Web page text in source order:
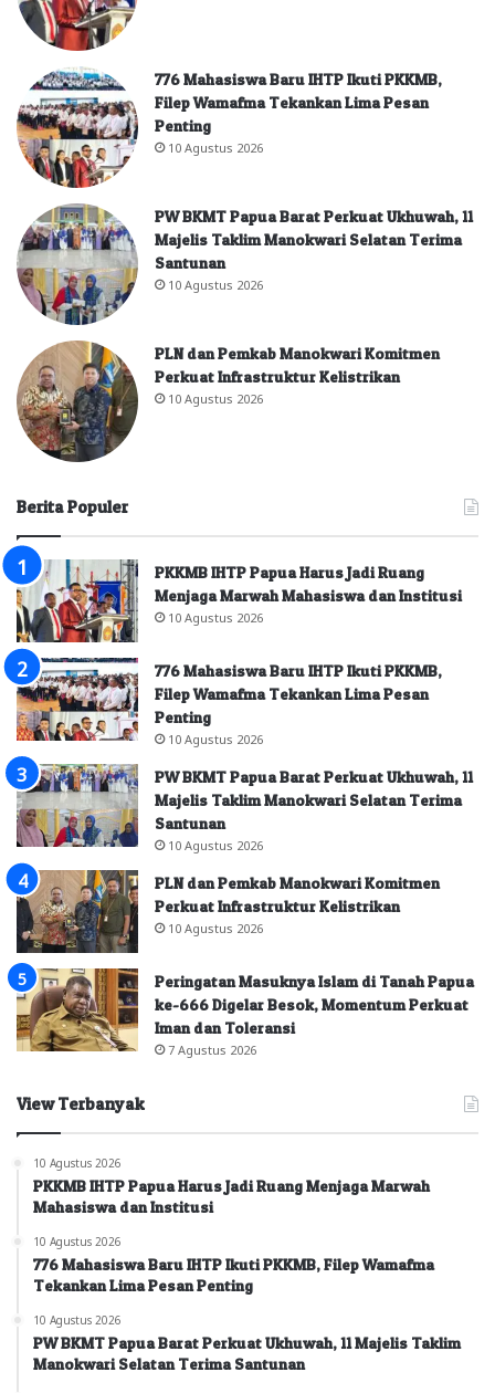
776 Mahasiswa Baru IHTP Ikuti PKKMB,
Filep Wamafma Tekankan Lima Pesan
Penting
10 Agustus 2026
PW BKMT Papua Barat Perkuat Ukhuwah, 11
Majelis Taklim Manokwari Selatan Terima
Santunan
10 Agustus 2026
PLN dan Pemkab Manokwari Komitmen
Perkuat Infrastruktur Kelistrikan
10 Agustus 2026
Berita Populer
PKKMB IHTP Papua Harus Jadi Ruang
Menjaga Marwah Mahasiswa dan Institusi
10 Agustus 2026
776 Mahasiswa Baru IHTP Ikuti PKKMB,
Filep Wamafma Tekankan Lima Pesan
Penting
10 Agustus 2026
PW BKMT Papua Barat Perkuat Ukhuwah, 11
Majelis Taklim Manokwari Selatan Terima
Santunan
10 Agustus 2026
PLN dan Pemkab Manokwari Komitmen
Perkuat Infrastruktur Kelistrikan
10 Agustus 2026
Peringatan Masuknya Islam di Tanah Papua
ke-666 Digelar Besok, Momentum Perkuat
Iman dan Toleransi
7 Agustus 2026
View Terbanyak
10 Agustus 2026
PKKMB IHTP Papua Harus Jadi Ruang Menjaga Marwah
Mahasiswa dan Institusi
10 Agustus 2026
776 Mahasiswa Baru IHTP Ikuti PKKMB, Filep Wamafma
Tekankan Lima Pesan Penting
10 Agustus 2026
PW BKMT Papua Barat Perkuat Ukhuwah, 11 Majelis Taklim
Manokwari Selatan Terima Santunan